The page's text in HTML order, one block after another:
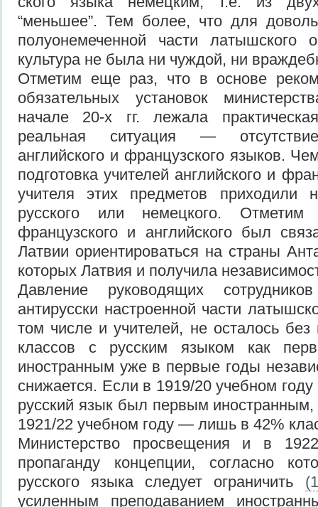
“меньшее”. Тем более, что для
полуонемеченной части латышского
культура не была ни чуждой, ни
Отметим еще раз, что в основе
обязательных установок
начале 20-х гг. лежала
реальная ситуация —
английского и французского языков.
подготовка учителей английского и
учителя этих предметов приходили
русского или немецкого.
французского и английского был
Латвии ориентироваться на страны
которых Латвия и получила
Давление руководящих
антирусски настроенной части
том числе и учителей, не осталось без
классов с русским языком как
иностранным уже в первые годы
снижается. Если в 1919/20 учебном
русский язык был первым
1921/22 учебном году — лишь в 42%
Министерство просвещения и в
пропаганду концепции, согласно
русского языка следует ограничить
усиленным преподаванием